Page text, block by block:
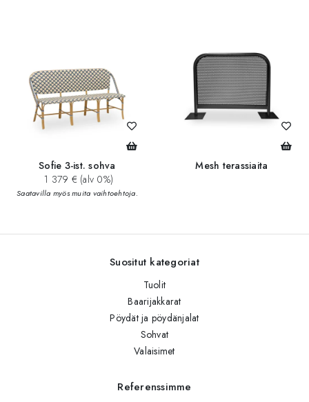
Sofie 3-ist. sohva
1 379 € (alv 0%)
Saatavilla myös muita vaihtoehtoja.
Mesh terassiaita
Suositut kategoriat
Tuolit
Baarijakkarat
Pöydät ja pöydänjalat
Sohvat
Valaisimet
Referenssimme